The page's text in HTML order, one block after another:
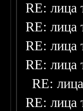
RE: лица
RE: лица
RE: лица
RE: лица
RE:
RE: лица